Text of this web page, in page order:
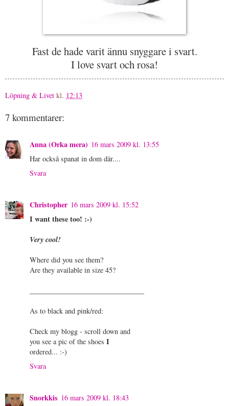
Fast de hade varit ännu snyggare i svart.
I love svart och rosa!
Löpning & Livet kl. 12:13
7 kommentarer:
Anna (Orka mera) 16 mars 2009 kl. 13:55
Har också spanat in dom där....
Svara
Christopher 16 mars 2009 kl. 15:52
I want these too! :-)
Very cool!
Where did you see them?
Are they available in size 45?
As to black and pink/red:
Check my blogg - scroll down and
you see a pic of the shoes I
ordered... :-)
Svara
Snorkkis 16 mars 2009 kl. 18:43